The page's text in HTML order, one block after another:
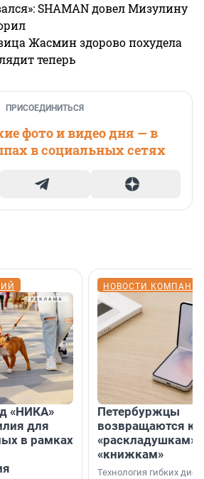
SHAMAN довел Мизулину
Жасмин здорово похудела
теперь
ПРИСОЕДИНИТЬСЯ
фото и видео дня — в
в социальных сетях
«НИКА»
для
в рамках
НОВОСТИ
Петербуржцы
возвращаются к
«раскладушкам»
«книжкам»
Технология гибких